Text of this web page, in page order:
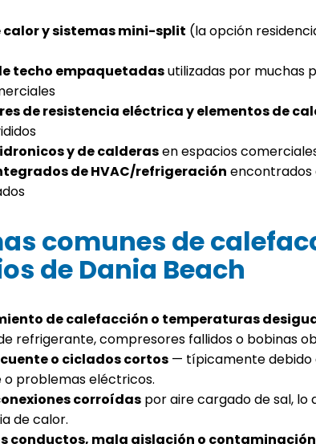
calor y sistemas mini-split (la opción
techo empaquetadasutilizadas por muchas
de resistencia eléctrica y elementos de
y de calderasen espacios
de HVAC/refrigeración encontrados
comunes de
de Dania Beach
de calefacción o temperaturas
refrigerante, compresores fallidos o bobinas
o ciclados cortos — típicamente debido
problemas eléctricos.
corroídas por aire cargado de sal, lo
de calor.
conductos, mala aislación o contaminación